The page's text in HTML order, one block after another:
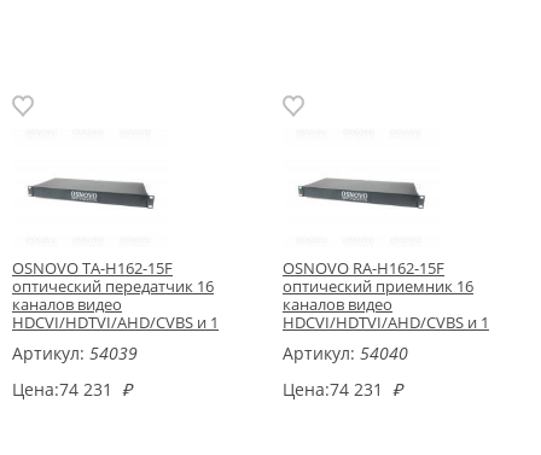
OSNOVO TA-H162-15F
оптический передатчик 16
каналов видео
HDCVI/HDTVI/AHD/CVBS и 1
управления
Артикул: 54039
Цена:74 231 ₽
OSNOVO RA-H162-15F
оптический приемник 16
каналов видео
HDCVI/HDTVI/AHD/CVBS и 1
управления
Артикул: 54040
Цена:74 231 ₽